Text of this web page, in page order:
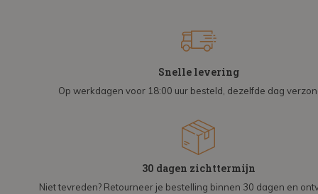
Snelle levering
Op werkdagen voor 18:00 uur besteld, dezelfde dag
30 dagen zichttermijn
Niet tevreden? Retourneer je bestelling binnen 30 dagen en